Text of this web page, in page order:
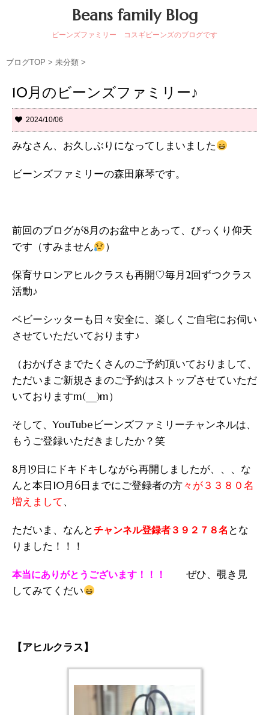
Beans family Blog
ビーンズファミリー コスギビーンズのブログです
ブログTOP > 未分類 >
10月のビーンズファミリー♪
2024/10/06
みなさん、お久しぶりになってしまいました
ビーンズファミリーの森田麻琴です。
前回のブログが8月のお盆中とあって、びっくり仰天
です（すみません
）
保育サロンアヒルクラスも再開♡毎月2回ずつクラス
活動♪
ベビーシッターも日々安全に、楽しくご自宅にお伺い
させていただいております♪
（おかげさまでたくさんのご予約頂いておりまして、
ただいまご新規さまのご予約はストップさせていただ
いておりますm(__)m）
そして、YouTubeビーンズファミリーチャンネルは、
もうご登録いただきましたか？笑
8月19日にドキドキしながら再開しましたが、、、な
んと本日10月6日までにご登録者の方々が３３８０名
増えまして 、
ただいま、なんとチャンネル登録者３９２７８名 とな
りました！！！
本当にありがとうございます！！！
ぜひ、覗き見
してみてくだい
【アヒルクラス】